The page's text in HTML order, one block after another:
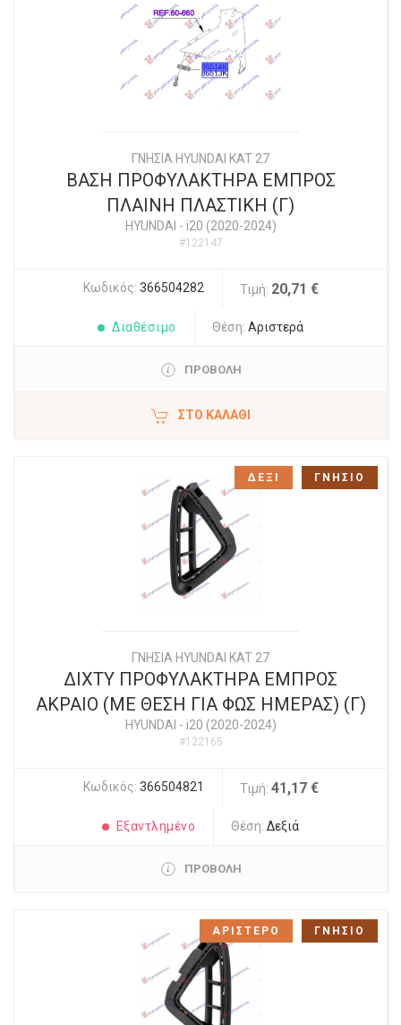
ΓΝΗΣΙΑ HYUNDAI KAT 27
ΒΑΣΗ ΠΡΟΦΥΛΑΚΤΗΡΑ ΕΜΠΡΟΣ
ΠΛΑΙΝΗ ΠΛΑΣΤΙΚΗ (Γ)
HYUNDAI - i20 (2020-2024)
#122147
Κωδικός: 366504282 Τιμή: 20,71 €
Διαθέσιμο Θέση: Αριστερά
ΠΡΟΒΟΛΗ
ΣΤΟ ΚΑΛΆΘΙ
ΓΝΗΣΙΑ HYUNDAI KAT 27
ΔΙΧΤΥ ΠΡΟΦΥΛΑΚΤΗΡΑ ΕΜΠΡΟΣ
ΑΚΡΑΙΟ (ME ΘΕΣΗ ΓΙΑ ΦΩΣ ΗΜΕΡΑΣ) (Γ)
HYUNDAI - i20 (2020-2024)
#122165
Κωδικός: 366504821 Τιμή: 41,17 €
Εξαντλημένο Θέση:Δεξιά
ΠΡΟΒΟΛΗ
ΔΕΞΙ ΓΝΗΣΙΟ
ΑΡΙΣΤΕΡΟ ΓΝΗΣΙΟ